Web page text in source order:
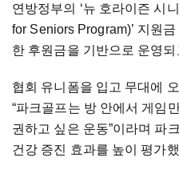
연방정부의 ‘뉴 호라이즌 시
for Seniors Program)’ 지원금
한 후원금을 기반으로 운영되
협회 유니폼을 입고 무대에
“파크골프는 방 안에서 게임
권하고 싶은 운동”이라며 파
건강 증진 효과를 높이 평가